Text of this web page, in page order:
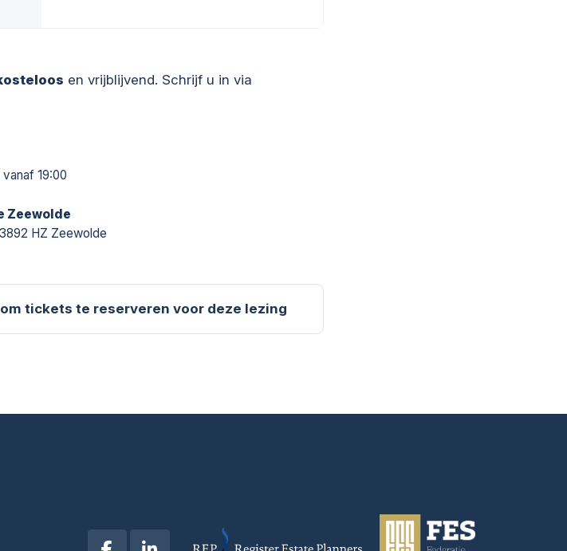
en vrijblijvend. Schrijf u in via
19:00
Zeewolde
HZ Zeewolde
tickets te reserveren voor deze lezing